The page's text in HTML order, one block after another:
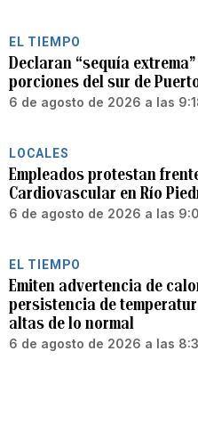
EL TIEMPO
Declaran “sequía
porciones del sur de
6 de agosto de 2026 a las
LOCALES
Empleados protestan
Cardiovascular en Río
6 de agosto de 2026 a las
EL TIEMPO
Emiten advertencia de
persistencia de
altas de lo normal
6 de agosto de 2026 a las